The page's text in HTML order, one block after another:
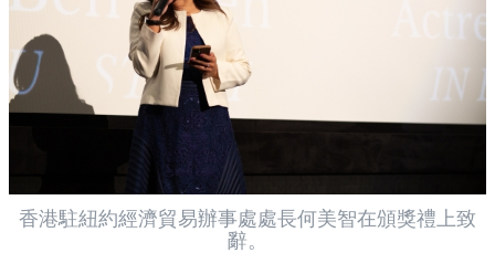
香港駐紐約經濟貿易辦事處處長何美智在頒獎禮上致
辭。